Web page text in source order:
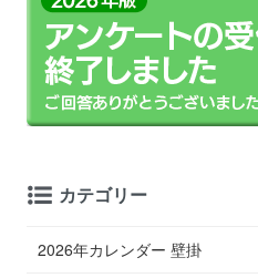
カテゴリー
2026年カレンダー 壁掛